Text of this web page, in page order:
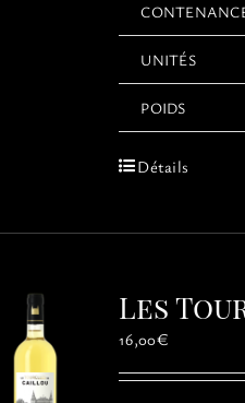
UNITÉS
POIDS
Détails
Les
16,00€